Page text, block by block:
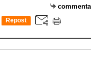
Repost